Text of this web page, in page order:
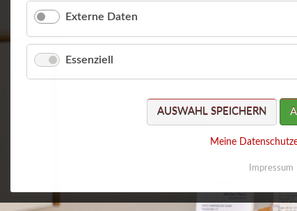
Externe Daten
Essenziell
AUSWAHL SPEICHERN
Meine
Impressum
Gern bewerte ich Ihre
Immobilie.
Ich freue mich von Ihnen zu hören.